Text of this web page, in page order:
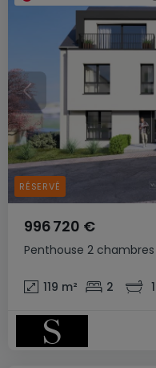
Penthouse 2 chambres
996 720 €
119 m² 2 1
RÉSERVÉ